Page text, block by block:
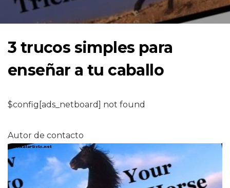
3 trucos simples para
enseñar a tu caballo
$config[ads_netboard] not found
Autor de contacto